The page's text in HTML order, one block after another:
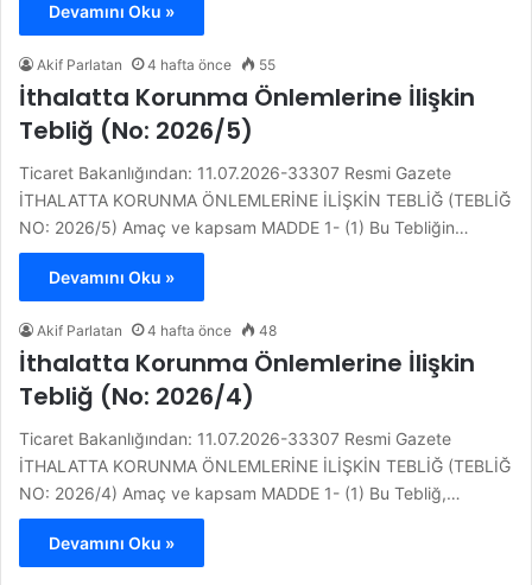
Devamını Oku »
Akif Parlatan 4 hafta önce 55
İthalatta Korunma Önlemlerine İlişkin
Tebliğ (No: 2026/5)
Ticaret Bakanlığından: 11.07.2026-33307 Resmi Gazete
İTHALATTA KORUNMA ÖNLEMLERİNE İLİŞKİN TEBLİĞ (TEBLİĞ
NO: 2026/5) Amaç ve kapsam MADDE 1- (1) Bu Tebliğin…
Devamını Oku »
Akif Parlatan 4 hafta önce 48
İthalatta Korunma Önlemlerine İlişkin
Tebliğ (No: 2026/4)
Ticaret Bakanlığından: 11.07.2026-33307 Resmi Gazete
İTHALATTA KORUNMA ÖNLEMLERİNE İLİŞKİN TEBLİĞ (TEBLİĞ
NO: 2026/4) Amaç ve kapsam MADDE 1- (1) Bu Tebliğ,…
Devamını Oku »